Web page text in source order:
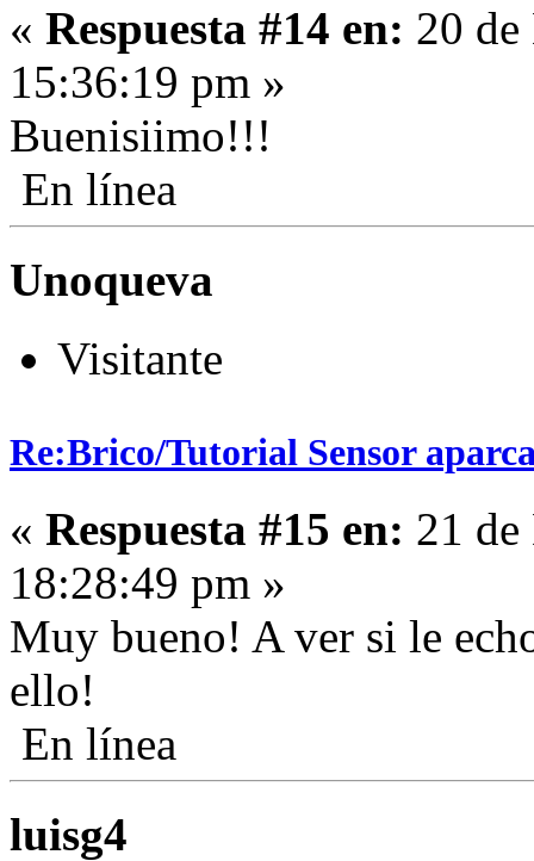
« Respuesta #14 en: 20
15:36:19 pm »
Buenisiimo!!!
En línea
Unoqueva
Visitante
Re:Brico/Tutorial Sensor
« Respuesta #15 en: 21
18:28:49 pm »
Muy bueno! A ver si le
ello!
En línea
luisg4